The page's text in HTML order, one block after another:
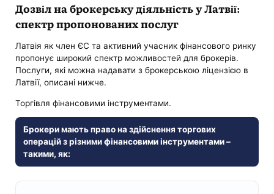
Дозвіл на брокерську діяльність у Латвії:
спектр пропонованих послуг
Латвія як член ЄС та активний учасник фінансового ринку
пропонує широкий спектр можливостей для брокерів.
Послуги, які можна надавати з брокерською ліцензією в
Латвії, описані нижче.
Торгівля фінансовими інструментами.
Брокери мають право на здійснення торгових
операцій з різними фінансовими інструментами –
такими, як: